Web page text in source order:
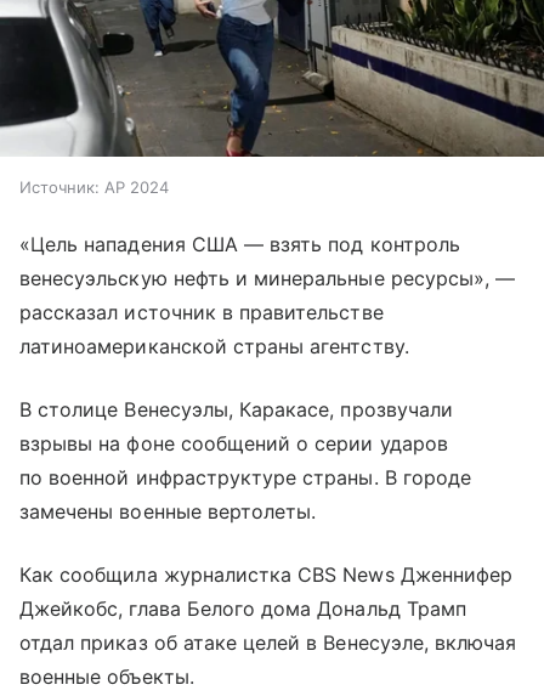
Источник: AP 2024
«Цель нападения США — взять под контроль
венесуэльскую нефть и минеральные ресурсы», —
рассказал источник в правительстве
латиноамериканской страны агентству.
В столице Венесуэлы, Каракасе, прозвучали
взрывы на фоне сообщений о серии ударов
по военной инфраструктуре страны. В городе
замечены военные вертолеты.
Как сообщила журналистка CBS News Дженнифер
Джейкобс, глава Белого дома Дональд Трамп
отдал приказ об атаке целей в Венесуэле, включая
военные объекты.